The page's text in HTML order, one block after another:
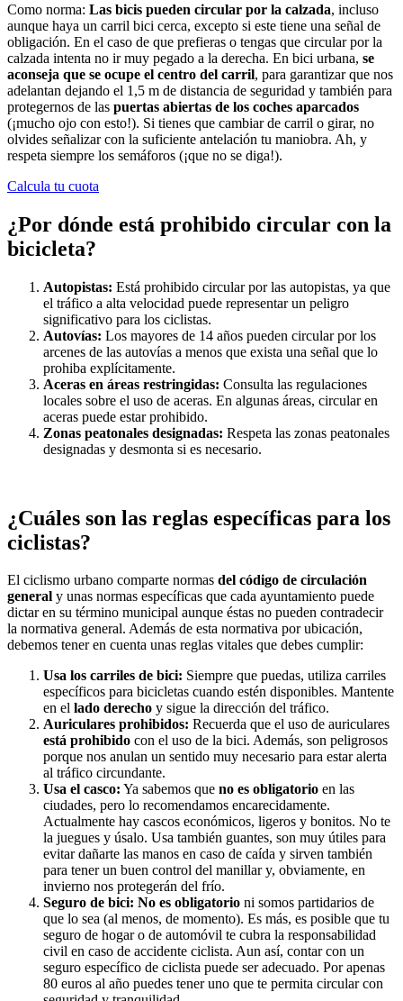
Como norma: Las bicis pueden circular por la calzada, incluso
aunque haya un carril bici cerca, excepto si este tiene una señal de
obligación. En el caso de que prefieras o tengas que circular por la
calzada intenta no ir muy pegado a la derecha. En bici urbana, se
aconseja que se ocupe el centro del carril, para garantizar que nos
adelantan dejando el 1,5 m de distancia de seguridad y también para
protegernos de las puertas abiertas de los coches aparcados
(¡mucho ojo con esto!). Si tienes que cambiar de carril o girar, no
olvides señalizar con la suficiente antelación tu maniobra. Ah, y
respeta siempre los semáforos (¡que no se diga!).
Calcula tu cuota
¿Por dónde está prohibido circular con la
bicicleta?
Autopistas: Está prohibido circular por las autopistas, ya que
el tráfico a alta velocidad puede representar un peligro
significativo para los ciclistas.
Autovías: Los mayores de 14 años pueden circular por los
arcenes de las autovías a menos que exista una señal que lo
prohiba explícitamente.
Aceras en áreas restringidas: Consulta las regulaciones
locales sobre el uso de aceras. En algunas áreas, circular en
aceras puede estar prohibido.
Zonas peatonales designadas: Respeta las zonas peatonales
designadas y desmonta si es necesario.
¿Cuáles son las reglas específicas para los
ciclistas?
El ciclismo urbano comparte normas del código de circulación
general y unas normas específicas que cada ayuntamiento puede
dictar en su término municipal aunque éstas no pueden contradecir
la normativa general. Además de esta normativa por ubicación,
debemos tener en cuenta unas reglas vitales que debes cumplir:
Usa los carriles de bici: Siempre que puedas, utiliza carriles
específicos para bicicletas cuando estén disponibles. Mantente
en el lado derecho y sigue la dirección del tráfico.
Auriculares prohibidos: Recuerda que el uso de auriculares
está prohibido con el uso de la bici. Además, son peligrosos
porque nos anulan un sentido muy necesario para estar alerta
al tráfico circundante.
Usa el casco: Ya sabemos que no es obligatorio en las
ciudades, pero lo recomendamos encarecidamente.
Actualmente hay cascos económicos, ligeros y bonitos. No te
la juegues y úsalo. Usa también guantes, son muy útiles para
evitar dañarte las manos en caso de caída y sirven también
para tener un buen control del manillar y, obviamente, en
invierno nos protegerán del frío.
Seguro de bici: No es obligatorio ni somos partidarios de
que lo sea (al menos, de momento). Es más, es posible que tu
seguro de hogar o de automóvil te cubra la responsabilidad
civil en caso de accidente ciclista. Aun así, contar con un
seguro específico de ciclista puede ser adecuado. Por apenas
80 euros al año puedes tener uno que te permita circular con